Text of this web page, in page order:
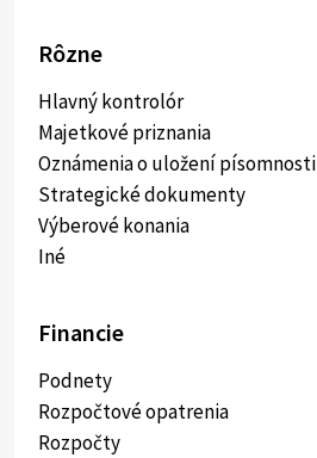
Rôzne
Hlavný kontrolór
Majetkové priznania
Oznámenia o uložení písomnosti
Strategické dokumenty
Výberové konania
Iné
Financie
Podnety
Rozpočtové opatrenia
Rozpočty